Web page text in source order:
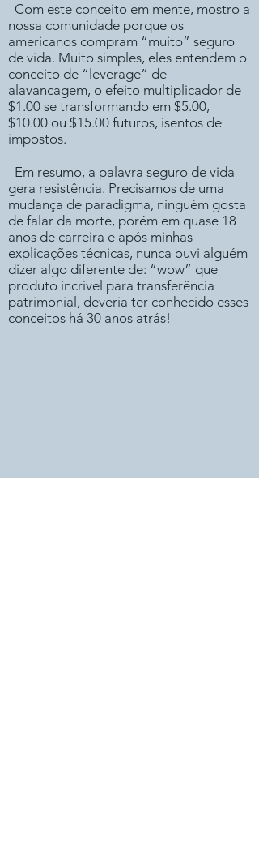
Com este conceito em mente, mostro a
nossa comunidade porque os
americanos compram “muito” seguro
de vida. Muito simples, eles entendem o
conceito de “leverage” de
alavancagem, o efeito multiplicador de
$1.00 se transformando em $5.00,
$10.00 ou $15.00 futuros, isentos de
impostos.
Em resumo, a palavra seguro de vida
gera resistência. Precisamos de uma
mudança de paradigma, ninguém gosta
de falar da morte, porém em quase 18
anos de carreira e após minhas
explicações técnicas, nunca ouvi alguém
dizer algo diferente de: “wow” que
produto incrível para transferência
patrimonial, deveria ter conhecido esses
conceitos há 30 anos atrás!